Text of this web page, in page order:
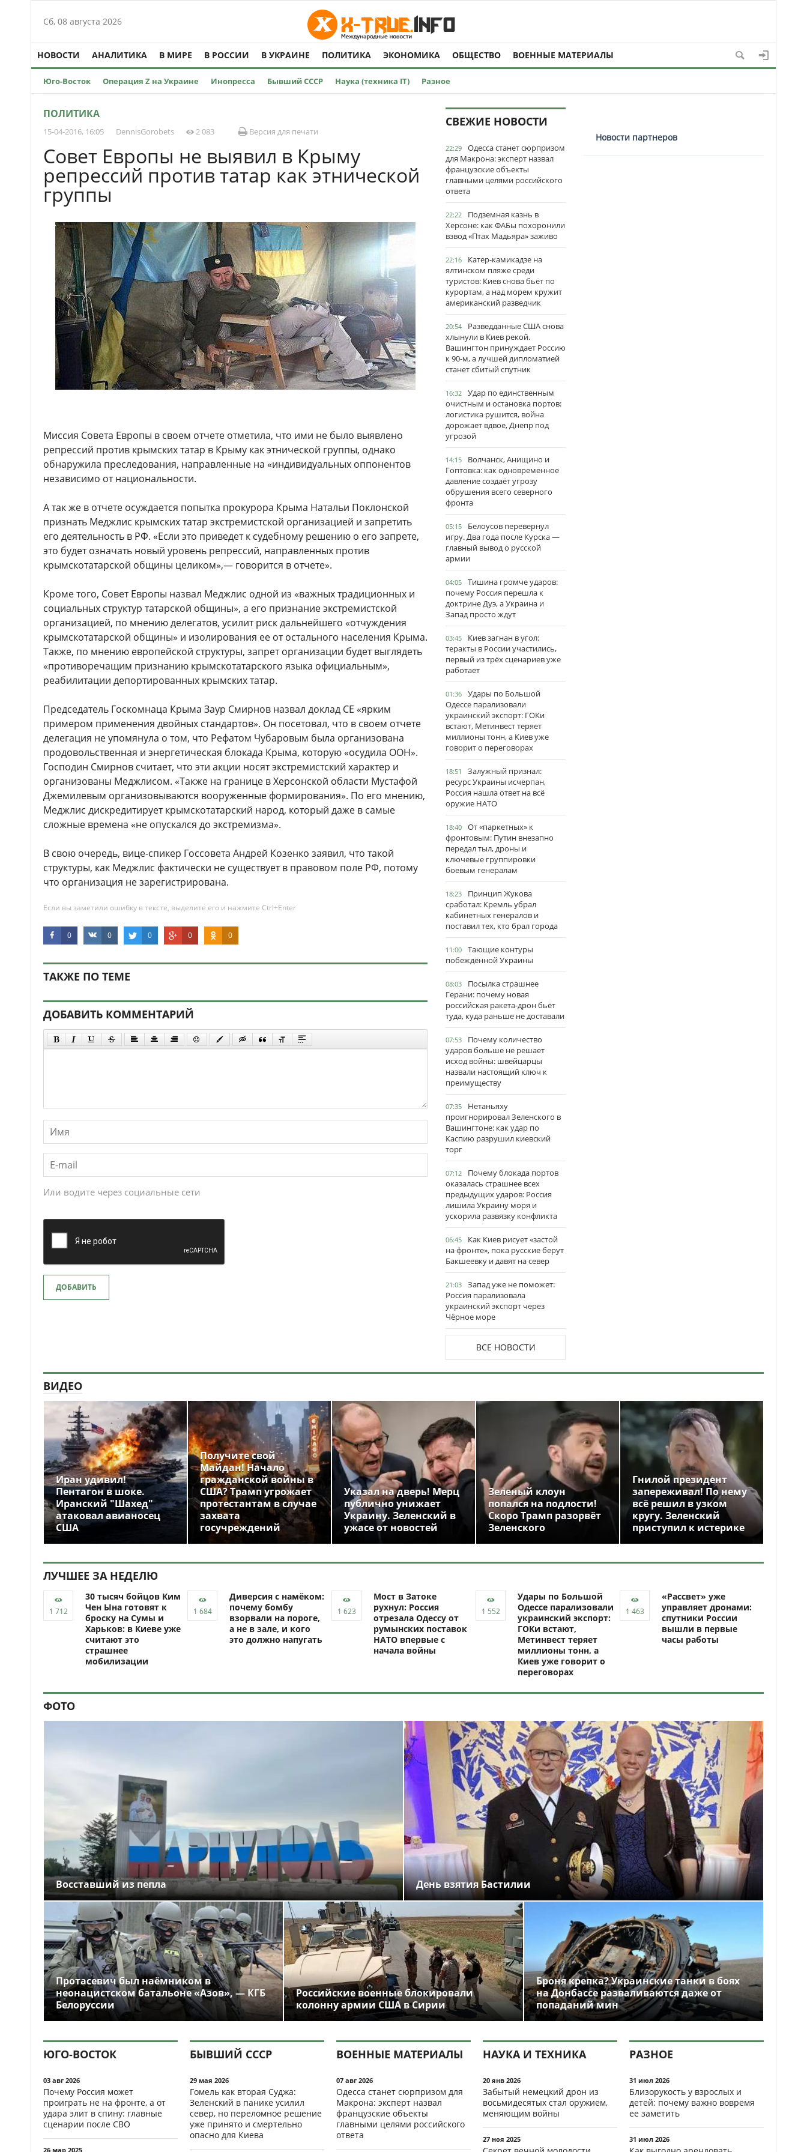
Сб, 08 августа 2026
НОВОСТИ АНАЛИТИКА В МИРЕ В РОССИИ В УКРАИНЕ ПОЛИТИКА ЭКОНОМИКА ОБЩЕСТВО ВОЕННЫЕ МАТЕРИАЛЫ
Юго-Восток Операция Z на Украине Инопресса Бывший СССР Наука (техника IT) Разное
ПОЛИТИКА
15-04-2016, 16:05 DennisGorobets 2 083 Версия для печати
Совет Европы не выявил в Крыму
репрессий против татар как этнической
группы
Миссия Совета Европы в своем отчете отметила, что ими не было выявлено
репрессий против крымских татар в Крыму как этнической группы, однако
обнаружила преследования, направленные на «индивидуальных оппонентов
независимо от национальности.
А так же в отчете осуждается попытка прокурора Крыма Натальи Поклонской
признать Меджлис крымских татар экстремистской организацией и запретить
его деятельность в РФ. «Если это приведет к судебному решению о его запрете,
это будет означать новый уровень репрессий, направленных против
крымскотатарской общины целиком»,— говорится в отчете».
Кроме того, Совет Европы назвал Меджлис одной из «важных традиционных и
социальных структур татарской общины», а его признание экстремистской
организацией, по мнению делегатов, усилит риск дальнейшего «отчуждения
крымскотатарской общины» и изолирования ее от остального населения Крыма.
Также, по мнению европейской структуры, запрет организации будет выглядеть
«противоречащим признанию крымскотатарского языка официальным»,
реабилитации депортированных крымских татар.
Председатель Госкомнаца Крыма Заур Смирнов назвал доклад СЕ «ярким
примером применения двойных стандартов». Он посетовал, что в своем отчете
делегация не упомянула о том, что Рефатом Чубаровым была организована
продовольственная и энергетическая блокада Крыма, которую «осудила ООН».
Господин Смирнов считает, что эти акции носят экстремистский характер и
организованы Меджлисом. «Также на границе в Херсонской области Мустафой
Джемилевым организовываются вооруженные формирования». По его мнению,
Меджлис дискредитирует крымскотатарский народ, который даже в самые
сложные времена «не опускался до экстремизма».
В свою очередь, вице-спикер Госсовета Андрей Козенко заявил, что такой
структуры, как Меджлис фактически не существует в правовом поле РФ, потому
что организация не зарегистрирована.
Если вы заметили ошибку в тексте, выделите его и нажмите Ctrl+Enter
0 0 0 0 0
ТАКЖЕ ПО ТЕМЕ
ДОБАВИТЬ КОММЕНТАРИЙ
Или водите через социальные сети
ДОБАВИТЬ
СВЕЖИЕ НОВОСТИ
22:29
Одесса станет сюрпризом
для Макрона: эксперт назвал
французские объекты
главными целями российского
ответа
22:22
Подземная казнь в
Херсоне: как ФАБы похоронили
взвод «Птах Мадьяра» заживо
22:16
Катер-камикадзе на
ялтинском пляже среди
туристов: Киев снова бьёт по
курортам, а над морем кружит
американский разведчик
20:54
Разведданные США снова
хлынули в Киев рекой.
Вашингтон принуждает Россию
к 90-м, а лучшей дипломатией
станет сбитый спутник
16:32
Удар по единственным
очистным и остановка портов:
логистика рушится, война
дорожает вдвое, Днепр под
угрозой
14:15
Волчанск, Анищино и
Гоптовка: как одновременное
давление создаёт угрозу
обрушения всего северного
фронта
05:15
Белоусов перевернул
игру. Два года после Курска —
главный вывод о русской
армии
04:05
Тишина громче ударов:
почему Россия перешла к
доктрине Дуэ, а Украина и
Запад просто ждут
03:45
Киев загнан в угол:
теракты в России участились,
первый из трёх сценариев уже
работает
01:36
Удары по Большой
Одессе парализовали
украинский экспорт: ГОКи
встают, Метинвест теряет
миллионы тонн, а Киев уже
говорит о переговорах
18:51
Залужный признал:
ресурс Украины исчерпан,
Россия нашла ответ на всё
оружие НАТО
18:40
От «паркетных» к
фронтовым: Путин внезапно
передал тыл, дроны и
ключевые группировки
боевым генералам
18:23
Принцип Жукова
сработал: Кремль убрал
кабинетных генералов и
поставил тех, кто брал города
11:00
Тающие контуры
побеждённой Украины
08:03
Посылка страшнее
Герани: почему новая
российская ракета-дрон бьёт
туда, куда раньше не доставали
07:53
Почему количество
ударов больше не решает
исход войны: швейцарцы
назвали настоящий ключ к
преимуществу
07:35
Нетаньяху
проигнорировал Зеленского в
Вашингтоне: как удар по
Каспию разрушил киевский
торг
07:12
Почему блокада портов
оказалась страшнее всех
предыдущих ударов: Россия
лишила Украину моря и
ускорила развязку конфликта
06:45
Как Киев рисует «застой
на фронте», пока русские берут
Бакшеевку и давят на север
21:03
Запад уже не поможет:
Россия парализовала
украинский экспорт через
Чёрное море
ВСЕ НОВОСТИ
Новости партнеров
ВИДЕО
Иран удивил!
Пентагон в шоке.
Иранский "Шахед"
атаковал авианосец
США
Получите свой
Майдан! Начало
гражданской войны в
США? Трамп угрожает
протестантам в случае
захвата
госучреждений
Указал на дверь! Мерц
публично унижает
Украину. Зеленский в
ужасе от новостей
Зеленый клоун
попался на подлости!
Скоро Трамп разорвёт
Зеленского
Гнилой президент
запереживал! По нему
всё решил в узком
кругу. Зеленский
приступил к истерике
ЛУЧШЕЕ ЗА НЕДЕЛЮ
30 тысяч бойцов Ким
Чен Ына готовят к
броску на Сумы и
Харьков: в Киеве уже
считают это
страшнее
мобилизации
Диверсия с намёком:
почему бомбу
взорвали на пороге,
а не в зале, и кого
это должно напугать
Мост в Затоке
рухнул: Россия
отрезала Одессу от
румынских поставок
НАТО впервые с
начала войны
Удары по Большой
Одессе парализовали
украинский экспорт:
ГОКи встают,
Метинвест теряет
миллионы тонн, а
Киев уже говорит о
переговорах
«Рассвет» уже
управляет дронами:
спутники России
вышли в первые
часы работы
ФОТО
Восставший из пепла День взятия Бастилии
Протасевич был наёмником в
неонацистском батальоне «Азов», — КГБ
Белоруссии
Российские военные блокировали
колонну армии США в Сирии
Броня крепка? Украинские танки в боях
на Донбассе разваливаются даже от
попаданий мин
ЮГО-ВОСТОК
03 авг 2026
Почему Россия может
проиграть не на фронте, а от
удара элит в спину: главные
сценарии после СВО
26 мар 2025
БЫВШИЙ СССР
29 мая 2026
Гомель как вторая Суджа:
Зеленский в панике усилил
север, но переломное решение
уже принято и смертельно
опасно для Киева
ВОЕННЫЕ МАТЕРИАЛЫ
07 авг 2026
Одесса станет сюрпризом для
Макрона: эксперт назвал
французские объекты
главными целями российского
ответа
НАУКА И ТЕХНИКА
20 янв 2026
Забытый немецкий дрон из
восьмидесятых стал оружием,
меняющим войны
27 ноя 2025
РАЗНОЕ
31 июл 2026
Близорукость у взрослых и
детей: почему важно вовремя
ее заметить
31 июл 2026